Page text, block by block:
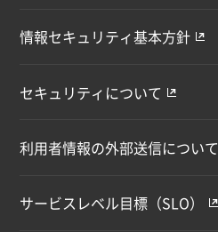
情報セキュリティ基本方針
セキュリティについて
利用者情報の外部送信について
サービスレベル目標（SLO）